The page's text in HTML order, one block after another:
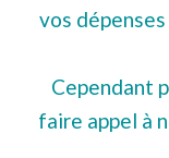
vos
Cependant
faire appel à